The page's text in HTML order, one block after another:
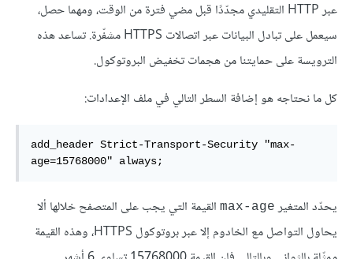
عبر HTTP التقليدي مجدّدًا قبل مضي فترة من الوقت، ومهما حصل،
سيعمل على تبادل البيانات عبر اتصالات HTTPS مشفّرة. تساعد هذه
الترويسة على حمايتنا من هجمات تخفيض البروتوكول.
كل ما نحتاجه هو إضافة السطر التالي في ملف الإعدادات:
add_header Strict-Transport-Security "max-
age=15768000" always;
يحدّد المتغير max-age القيمة التي يجب على المتصفح خلالها ألا
يحاول التواصل مع الخادوم إلا عبر بروتوكول HTTPS، وهذه القيمة